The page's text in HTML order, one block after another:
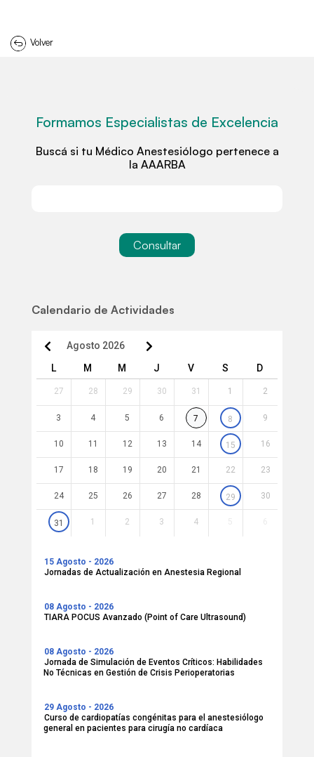
Volver
Formamos Especialistas de Excelencia
Buscá si tu Médico Anestesiólogo pertenece a
la AAARBA
Consultar
Calendario de Actividades
Agosto 2026
L M M J V S D
27 28 29 30 31 1 2
3 4 5 6 7 8 9
10 11 12 13 14 15 16
17 18 19 20 21 22 23
24 25 26 27 28 29 30
31 1 2 3 4
15 Agosto - 2026
Jornadas de Actualización en Anestesia Regional
08 Agosto - 2026
TIARA POCUS Avanzado (Point of Care Ultrasound)
08 Agosto - 2026
Jornada de Simulación de Eventos Críticos: Habilidades
No Técnicas en Gestión de Crisis Perioperatorias
29 Agosto - 2026
Curso de cardiopatías congénitas para el anestesiólogo
general en pacientes para cirugía no cardíaca